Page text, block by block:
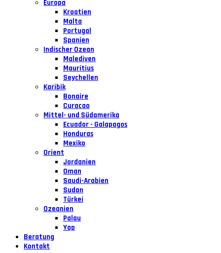
Europa
Kroatien
Malta
Portugal
Spanien
Indischer Ozean
Malediven
Mauritius
Seychellen
Karibik
Bonaire
Curacao
Mittel- und Südamerika
Ecuador - Galapagos
Honduras
Mexiko
Orient
Jordanien
Oman
Saudi-Arabien
Sudan
Türkei
Ozeanien
Palau
Yap
Beratung
Kontakt